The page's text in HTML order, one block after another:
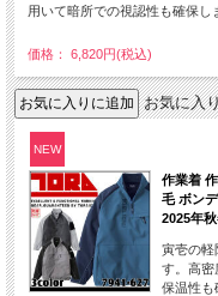
用いて暗所での視認性も確保し
価格： 6,820円(税込)
お気に入
NEW
作業着
毛 ボン
2025年
寅壱の軽
す。高密
保温性も